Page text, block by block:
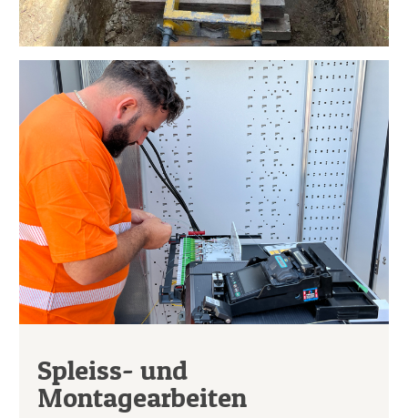
Spleiss- und
Montagearbeiten